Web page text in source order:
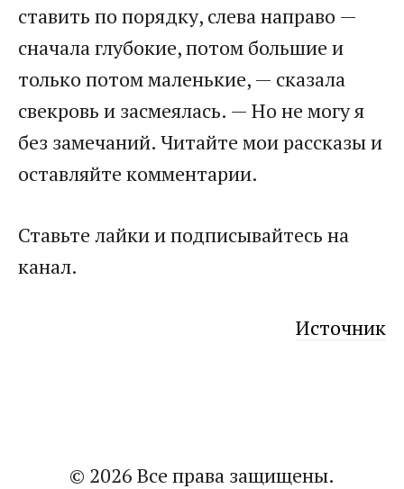
ставить по порядку, слева направо —
сначала глубокие, потом большие и
только потом маленькие, — сказала
свекровь и засмеялась. — Но не могу я
без замечаний. Читайте мои рассказы и
оставляйте комментарии.
Ставьте лайки и подписывайтесь на
канал.
Источник
© 2026 Все права защищены.